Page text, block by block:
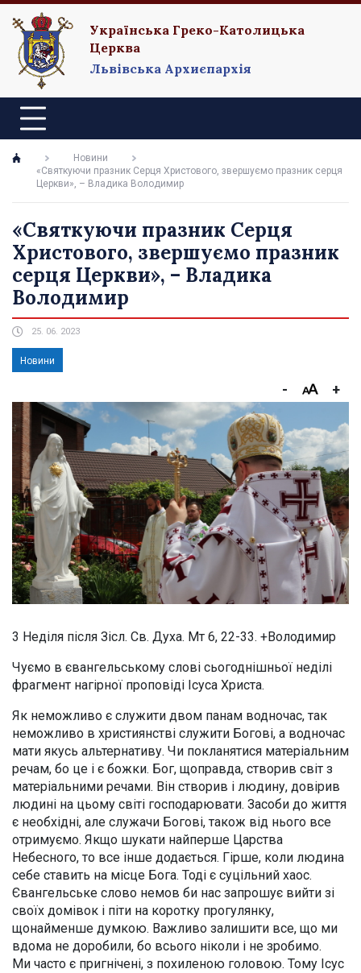
Українська Греко-Католицька
Церква
Львівська Архиєпархія
Новини
«Святкуючи празник Серця Христового, звершуємо празник серця
Церкви», – Владика Володимир
«Святкуючи празник Серця
Христового, звершуємо празник
серця Церкви», – Владика
Володимир
25. 06. 2023
Новини
- +
3 Неділя після Зісл. Св. Духа. Мт 6, 22-33. +Володимир
Чуємо в євангельському слові сьогоднішньої неділі
фрагмент нагірної проповіді Ісуса Христа.
Як неможливо є служити двом панам водночас, так
неможливо в християнстві служити Богові, а водночас
мати якусь альтернативу. Чи покланятися матеріальним
речам, бо це і є божки. Бог, щоправда, створив світ з
матеріальними речами. Він створив і людину, довірив
людині на цьому світі господарювати. Засоби до життя
є необхідні, але служачи Богові, також від нього все
отримуємо. Якщо шукати найперше Царства
Небесного, то все інше додається. Гірше, коли людина
себе ставить на місце Бога. Тоді є суцільний хаос.
Євангельське слово немов би нас запрошує вийти зі
своїх домівок і піти на коротку прогулянку,
щонайменше думкою. Важливо залишити все, що ми
вдома не доробили, бо всього ніколи і не зробимо.
Ми часто є пригнічені, з похиленою головою. Тому Ісус